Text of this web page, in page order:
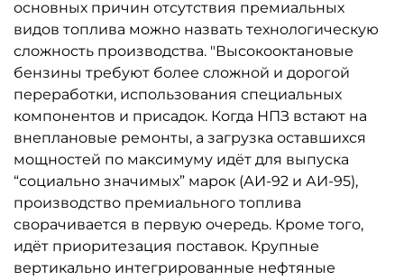
основных причин отсутствия премиальных
видов топлива можно назвать технологическую
сложность производства. "Высокооктановые
бензины требуют более сложной и дорогой
переработки, использования специальных
компонентов и присадок. Когда НПЗ встают на
внеплановые ремонты, а загрузка оставшихся
мощностей по максимуму идёт для выпуска
“социально значимых” марок (АИ-92 и АИ-95),
производство премиального топлива
сворачивается в первую очередь. Кроме того,
идёт приоритезация поставок. Крупные
вертикально интегрированные нефтяные